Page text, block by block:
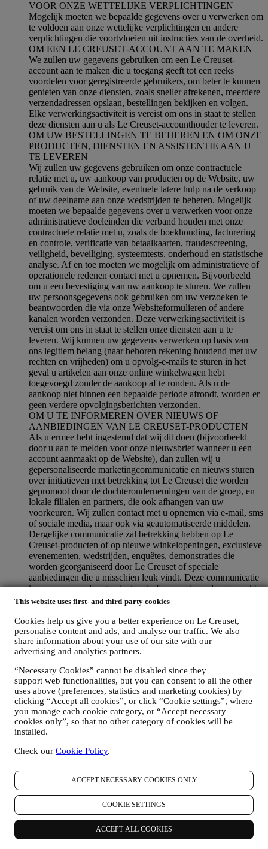
This website uses first- and third-party cookies
Cookies help us give you a better experience on Le Creuset,
personalise content and ads, and analyse our traffic. We also
share information about your use of our site with our
advertising and analytics partners.
“Necessary Cookies” cannot be disabled since they
support web functionalities, but you can consent to all the other
uses above (preferences, statistics and marketing cookies) by
clicking “Accept all cookies”, or click “Cookie settings”, where
you manage each cookie category, or “Accept necessary
cookies only”, so that no other category of cookies will be
installed.
Check our Cookie Policy.
ACCEPT NECESSARY COOKIES ONLY
COOKIE SETTINGS
ACCEPT ALL COOKIES
VOOR ONZE WETTELIJKE VERPLICHTINGEN
Mogelijk moeten we bepaalde gegevens over u verwerken om
te voldoen aan onze wettelijke verplichtingen en andere
verplichtingen die voortvloeien uit instructies van de overheid.
OM EEN LE CREUSET-ACCOUNT AAN TE MAKEN
We zullen uw gegevens gebruiken om een Le Creuset-
account aan te maken die u toegang geeft tot een reeks
voordelen voor geregistreerde gebruikers, om beter te kunnen
genieten van onze diensten, zoals sneller afrekenen, meerdere
verzendadressen opslaan, bestellingen bekijken en volgen.
Elke verwerkingsactiviteit is vereist om ons in staat te stellen
deze diensten aan u als Le Creuset-accounthouder te leveren.
OM UW BESTELLINGEN TE BEHEREN EN OM ONZE
PRODUCTEN, DIENSTEN EN ASSISTENTIE AAN U
TE LEVEREN
Wij zullen uw gegevens gebruiken om onze contractuele
relatie met u, uw aankoop van producten op de Website, uw
gebruik van de Website, eventuele latere hulp na de verkoop
of uw deelname aan onze wedstrijden te beheren. Mogelijk
moeten we bepaalde gegevens over u verwerken voor onze
administratieve doeleinden die verband houden met onze
contractuele relatie met u, zoals de boekhouding, facturering
en controle, verificatie van betaalkaarten, fraudescreening,
veiligheid, beveiliging, systeemtests, onderhoud en statistische
analyse. Af en toe moeten we mogelijk om administratieve of
operationele redenen contact met u opnemen. Bijvoorbeeld
om u een bevestiging van uw aankoop te sturen. We zullen
uw persoonsgegevens ook gebruiken om uw verzoeken te
beantwoorden die via onze Websiteformulieren of andere
kanalen worden verzonden. Deze verwerkingsactiviteit is
vereist om ons in staat te stellen onze diensten aan u te
leveren. Wij kunnen uw gegevens verwerken op basis van
ons legitiem belang (naar behoren rekening houdend met uw
rechten en vrijheden) om u opvolg-e-mails te sturen in het
geval u artikelen aan onze online winkelwagen hebt
toegevoegd zonder de aankoop af te ronden. Als u de
aankoop niet binnen een bepaalde periode afrondt, worden er
geen verdere opvolgingsberichten verzonden.
OM U TE INFORMEREN OVER NIEUWS OF
AANBIEDINGEN VAN LE CREUSET-PRODUCTEN
Als u ermee hebt ingestemd dat wij dit doen (bijvoorbeeld
door u aan te melden voor onze nieuwsbrief wanneer u een
account aanmaakt op de Website), dan zullen wij u
gepersonaliseerde marketingcommunicatie en nieuws sturen
over initiatieven met betrekking tot Le Creuset die worden
gepromoot door de dochterondernemingen van de groep, en
lokale filialen en partners, die ook afhangen van uw
voorkeuren. Wij zullen contact met u opnemen via e-mail, sms
of sociale media, maar ook via geautomatiseerde middelen.
Dergelijke communicatie zal betrekking hebben op Le
Creuset-producten of op nieuwe winkelopeningen, exclusieve
evenementen, wedstrijden, enquêtes, demonstraties die
worden georganiseerd door Le Creuset of speciale
aanbiedingen die u misschien leuk vindt. Deze communicatie
kan voor u worden geselecteerd of op maat worden gemaakt
op basis van de gegevens die we over u hebben, zoals uw
onze producten. Wij zullen uw gegevens gebruiken om uw
interesses beter te begrijpen. Dit stelt ons in staat om onze
communicatie te personaliseren om deze relevanter en
interessanter te maken. Er zullen geen andere gevolgen zijn.
en klikgedrag met behulp van de in de sector gangbare
technologieën om ons te helpen onze nieuwsbrieven te
volgen. Deze verwerking is gebaseerd op uw toestemming
om gepersonaliseerde marketingcommunicatie van ons te
ontvangen. De keuze om aan te melden kan worden
uitgeoefend op de plaatsen waar persoonsgegevens worden
een Le Creuset-account heeft, via het Mijn account-gedeelte
marketingcommunicatie of updates te allen tijde kosteloos
stopzetten via de methoden die bij de communicatie worden
weergegeven (om u bijvoorbeeld af te melden voor de
nieuwsbrief kunt u klikken op de afmeldlink onderaan elke e-
mail). Als u een Le Creuset account hebt, kunt u eenvoudig
uw marketingvoorkeuren beheren. Als u onze
marketingactiviteiten wilt stopzetten, kunt u in ieder geval een